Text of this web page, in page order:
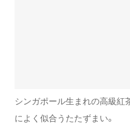
シンガポール生まれの高級紅
によく似合うたたずまい。